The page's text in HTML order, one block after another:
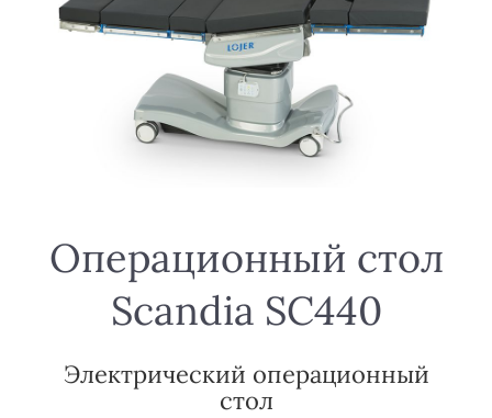
Операционный стол
Scandia SC440
Электрический операционный
стол